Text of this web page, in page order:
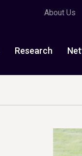
About Us
Research